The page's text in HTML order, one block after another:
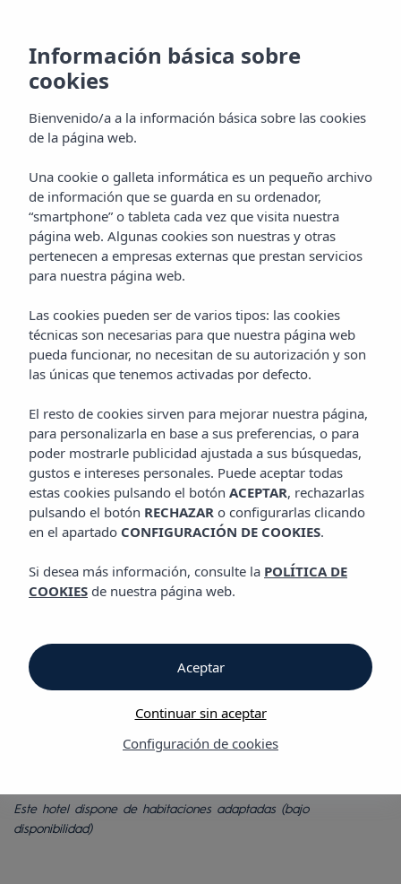
Estudios
Apartamentos Vibra Calima
Apartamentos Vibra Calima
HABITACIONES
Habitaciones
Apartamentos Vibra Calima
Estudios con piscina
TV vía satélite con canales musicales, kitchenette, mini-nevera.
No todas las habitaciones disponen de balcón. Algunos
balcones tienen vistas espectaculares de las famosas puestas
INFORMACIÓN PRÁCTICA:
Este hotel dispone de habitaciones adaptadas (bajo
disponibilidad)
Información básica sobre
cookies
Bienvenido/a a la información básica sobre las cookies
de la página web.
Una cookie o galleta informática es un pequeño archivo
de información que se guarda en su ordenador,
“smartphone” o tableta cada vez que visita nuestra
página web. Algunas cookies son nuestras y otras
pertenecen a empresas externas que prestan servicios
para nuestra página web.
Las cookies pueden ser de varios tipos: las cookies
técnicas son necesarias para que nuestra página web
pueda funcionar, no necesitan de su autorización y son
las únicas que tenemos activadas por defecto.
El resto de cookies sirven para mejorar nuestra página,
para personalizarla en base a sus preferencias, o para
poder mostrarle publicidad ajustada a sus búsquedas,
gustos e intereses personales. Puede aceptar todas
estas cookies pulsando el botón ACEPTAR, rechazarlas
pulsando el botón RECHAZAR o configurarlas clicando
en el apartado CONFIGURACIÓN DE COOKIES.
Si desea más información, consulte la POLÍTICA DE
COOKIES de nuestra página web.
Configuración de cookies
Continuar sin aceptar
Aceptar